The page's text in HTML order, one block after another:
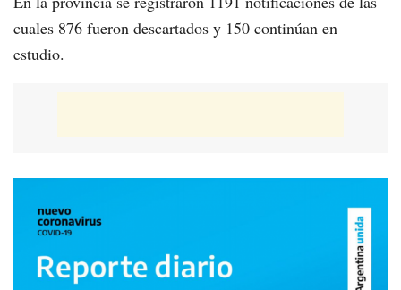
cuales 876 fueron descartados y 150 continúan en
estudio.